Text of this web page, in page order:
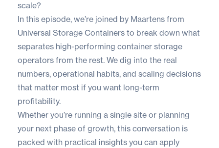
scale?
In this episode, we’re joined by Maartens from
Universal Storage Containers to break down what
separates high-performing container storage
operators from the rest. We dig into the real
numbers, operational habits, and scaling decisions
that matter most if you want long-term
profitability.
Whether you’re running a single site or planning
your next phase of growth, this conversation is
packed with practical insights you can apply